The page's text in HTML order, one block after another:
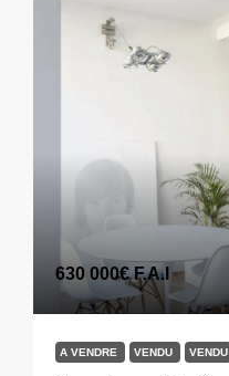
630 000€F.A.I
A VENDRE VENDU VENDU